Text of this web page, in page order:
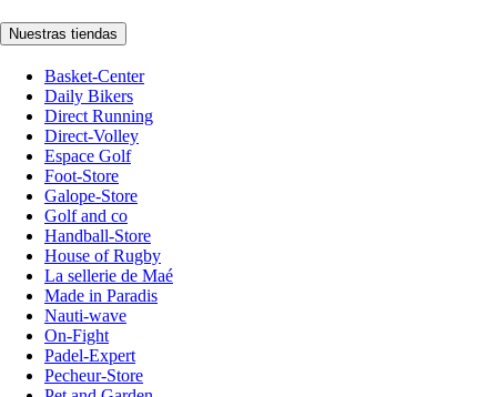
Nuestras tiendas
Basket-Center
Daily Bikers
Direct Running
Direct-Volley
Espace Golf
Foot-Store
Galope-Store
Golf and co
Handball-Store
House of Rugby
La sellerie de Maé
Made in Paradis
Nauti-wave
On-Fight
Padel-Expert
Pecheur-Store